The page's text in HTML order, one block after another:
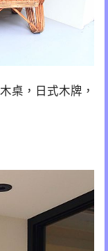
桌，日式木牌，